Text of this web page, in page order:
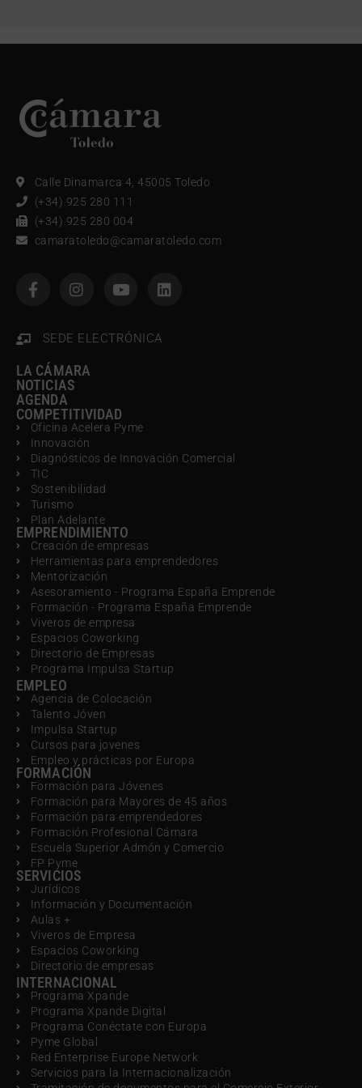
Calle Dinamarca 4, 45005 Toledo
(+34) 925 280 111
(+34) 925 280 004
camaratoledo@camaratoledo.com
SEDE ELECTRÓNICA
LA CÁMARA
NOTICIAS
AGENDA
COMPETITIVIDAD
Oficina Acelera Pyme
Innovación
Diagnósticos de Innovación Comercial
TIC
Sostenibilidad
Turismo
Plan Adelante
EMPRENDIMIENTO
Creación de empresas
Herramientas para emprendedores
Mentorización
Asesoramiento - Programa España Emprende
Formación - Programa España Emprende
Viveros de empresa
Espacios Coworking
Directorio de Empresas
Programa Impulsa Startup
EMPLEO
Agencia de Colocación
Talento Jóven
Impulsa Startup
Cursos para jovenes
Empleo y prácticas por Europa
FORMACIÓN
Formación para Jóvenes
Formación para Mayores de 45 años
Formación para emprendedores
Formación Profesional Cámara
Escuela Superior Admón y Comercio
FP Pyme
SERVICIOS
Jurídicos
Información y Documentación
Aulas +
Viveros de Empresa
Espacios Coworking
Directorio de empresas
INTERNACIONAL
Programa Xpande
Programa Xpande Digital
Programa Conéctate con Europa
Pyme Global
Red Enterprise Europe Network
Servicios para la Internacionalización